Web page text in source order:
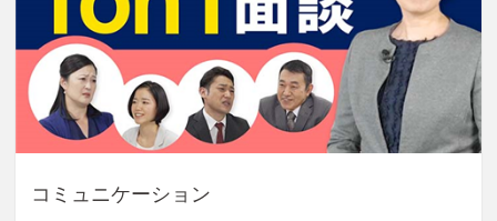
コミュニケーション